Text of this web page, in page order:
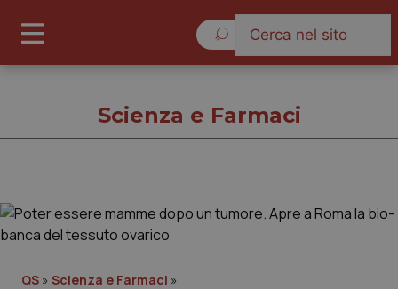
Scienza e Farmaci
QS » Scienza e Farmaci »